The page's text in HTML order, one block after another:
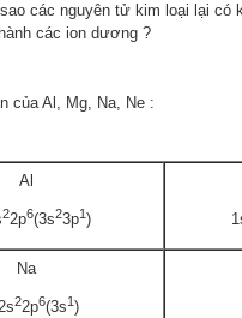
các nguyên tử kim loại lại có
các ion dương ?
của Al, Mg, Na, Ne :
Al
22p6(3s23p1)
Na
22p6(3s1)